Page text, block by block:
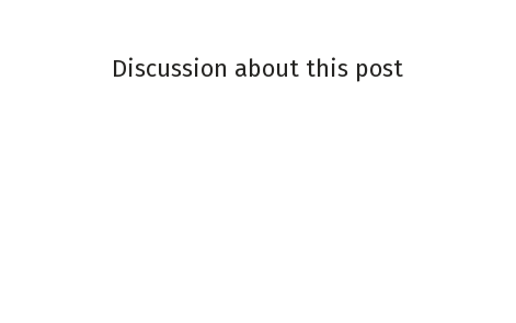
Discussion about this post